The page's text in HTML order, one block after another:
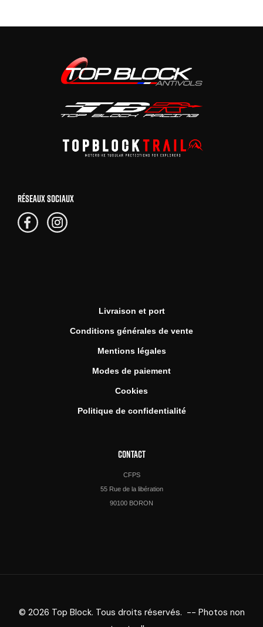
RÉSEAUX SOCIAUX
Livraison et port
Conditions générales de vente
Mentions légales
Modes de paiement
Cookies
Politique de confidentialité
CONTACT
CFPS
55 Rue de la libération
90100 BORON
© 2026 Top Block. Tous droits réservés. -- Photos non